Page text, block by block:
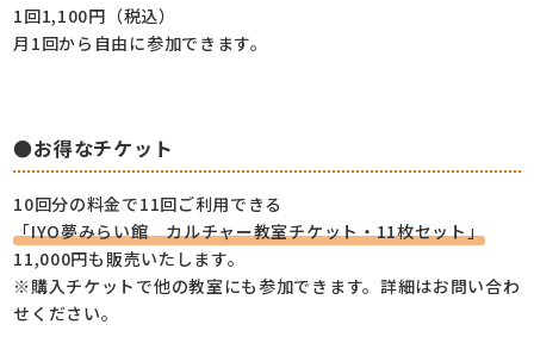
1回1,100円（税込）
月1回から自由に参加できます。
●お得なチケット
10回分の料金で11回ご利用できる
「IYO夢みらい館 カルチャー教室チケット・11枚セット」
11,000円も販売いたします。
※購入チケットで他の教室にも参加できます。詳細はお問い合わ
せください。